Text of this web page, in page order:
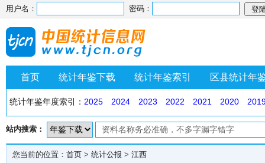
用户名： 密码：
首页 统计年鉴下载 统计年鉴索引 区县统计年
统计年鉴年度索引： 2025 2024 2023 2022 2021 2020
站内搜索：
您当前的位置： 首页 > 统计公报 > 江西